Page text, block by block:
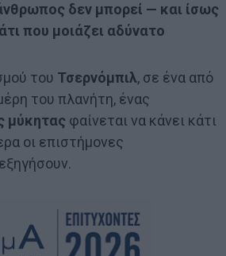
δεν μπορεί — και ίσως
που μοιάζει αδύνατο
του Τσερνόμπιλ, σε ένα από
του πλανήτη, ένας
μύκητας φαίνεται να κάνει κάτι
οι επιστήμονες